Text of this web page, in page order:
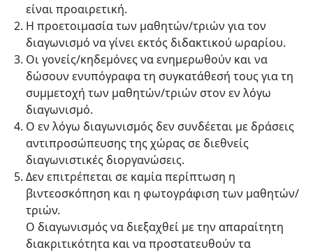
είναι προαιρετική.
Η προετοιμασία των μαθητών/τριών για τον
διαγωνισμό να γίνει εκτός διδακτικού ωραρίου.
Οι γονείς/κηδεμόνες να ενημερωθούν και να
δώσουν ενυπόγραφα τη συγκατάθεσή τους για τη
συμμετοχή των μαθητών/τριών στον εν λόγω
διαγωνισμό.
Ο εν λόγω διαγωνισμός δεν συνδέεται με δράσεις
αντιπροσώπευσης της χώρας σε διεθνείς
διαγωνιστικές διοργανώσεις.
Δεν επιτρέπεται σε καμία περίπτωση η
βιντεοσκόπηση και η φωτογράφιση των μαθητών/
τριών.
Ο διαγωνισμός να διεξαχθεί με την απαραίτητη
διακριτικότητα και να προστατευθούν τα